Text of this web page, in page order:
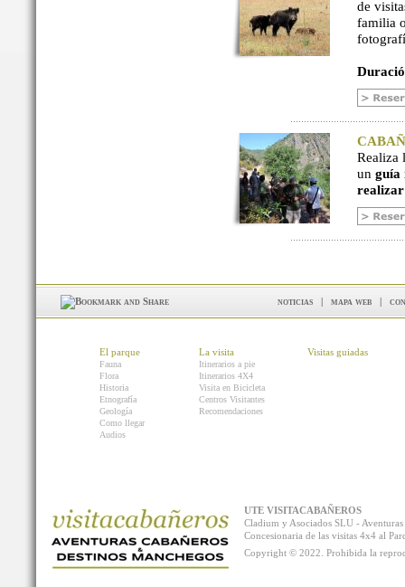
de
familia
Realiza
un guía
noticias | mapa web |
El parque
Fauna
Flora
Historia
Etnografía
Geología
Como llegar
Audios
La visita
Itinerarios a pie
Itinerarios 4X4
Visita en Bicicleta
Centros Visitantes
Recomendaciones
Visitas guiadas
UTE VISITACABAÑEROS
Cladium y Asociados SLU -
Concesionaria de las visitas 4x4 al
Copyright © 2022. Prohibida la